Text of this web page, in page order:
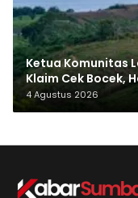
Ketua Komunitas
Klaim Cek Bocek,
Makam Leluhur
4 Agustus 2026